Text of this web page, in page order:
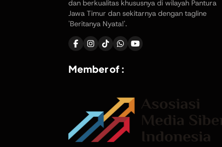
dan berkualitas khususnya di wilayah Pantura
Jawa Timur dan sekitarnya dengan tagline
'Beritanya Nyata!'.
Member of :